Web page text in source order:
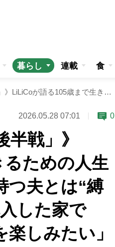
暮らし 連載 食
《50代から考える「人生の後半戦」》LiLiCoが語る105歳まで生きるための人生設計 佐賀でレギュラーを持つ夫とは“縛られない関係” 北海道に購入した家で「いつか縁側で夫婦の会話を楽しみたい」
2026.05.28 07:01 0
半戦」》
ための人生
夫とは“縛
した家で
楽しみたい」